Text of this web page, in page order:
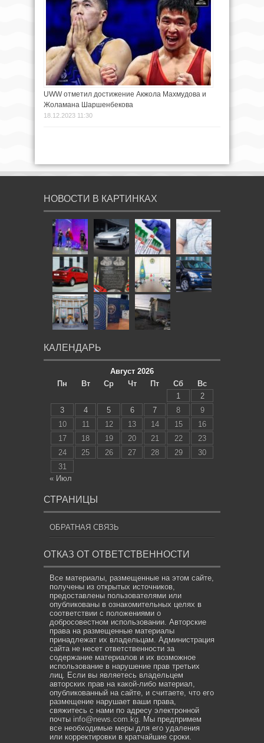
UWW отметил достижение Акжола Махмудова и
Жоламана Шаршенбекова
18.12.2023 11:30
НОВОСТИ В КАРТИНКАХ
КАЛЕНДАРЬ
Август 2026
Пн
Вт Ср Чт Пт Сб
Вс
1
2
3
4 5 6 7 8
9
10
11 12 13 14 15
16
17
18 19 20 21 22
23
24
25 26 27 28 29
30
31
« Июл
СТРАНИЦЫ
ОБРАТНАЯ СВЯЗЬ
ОТКАЗ ОТ ОТВЕТСТВЕННОСТИ
Все материалы, размещенные на этом сайте,
получены из открытых источников,
предоставлены пользователями или
опубликованы в ознакомительных целях в
соответствии с положениями о
добросовестном использовании. Авторские
права на размещенные материалы
принадлежат их владельцам. Администрация
сайта не несет ответственности за
содержание материалов и их возможное
использование в нарушение прав третьих
лиц. Если вы являетесь владельцем
авторских прав на какой-либо материал,
опубликованный на сайте, и считаете, что его
размещение нарушает ваши права,
свяжитесь с нами по адресу электронной
почты info@news.com.kg. Мы предпримем
все необходимые меры для его удаления
или корректировки в кратчайшие сроки.